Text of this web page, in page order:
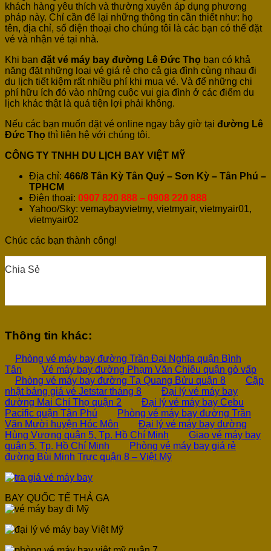
khách hàng yêu thích và thường xuyên áp dụng phương
pháp này. Chỉ cần để lại những thông tin cần thiết như: họ
tên, địa chỉ, số điện thoại cho chúng tôi là các bạn có thể đặt
vé và nhận vé tại nhà.
Khi bạn đặt vé máy bay đường Lê Đức Thọ bạn có khả
năng đặt những loại vé giá rẻ cho cả gia đình cùng nhau đi
du lịch tiết kiệm rất nhiều phí khi mua vé. Và để những chi
phí hữu ích đó vào những cuộc vui gia đình ở các điểm du
lịch khác thật là quá tiện lợi phải không.
Nếu các bạn muốn đặt vé online ngay bây giờ tại đường Lê
Đức Thọ thì liên hệ với chúng tôi.
CÔNG TY TNHH DU LỊCH BAY VIỆT MỸ
Địa chỉ: 466/8 Tân Kỳ Tân Quý – Sơn Kỳ – Tân Phú –
TPHCM
Điện thoại: 0907 820 888 – 0908 220 888
Yahoo/Sky: vemaybayvietmy, vietmyair, vietmyair01,
vietmyair02
Chúc các bạn thành công!
Chia Sẻ
Thông tin khác:
Phòng vé máy bay đường Trần Đại Nghĩa quận Bình
Tân
Vé máy bay đường Phạm Văn Chiêu quận gò vấp
Phòng vé máy bay đường Tạ Quang Bửu quận 8
Cập
nhật bảng giá vé Jetstar tháng 8
Đại lý vé máy bay
đường Mai Chí Thọ quận 2
Đại lý vé máy bay Cebu
Pacific quận Tân Phú
Phòng vé máy bay đường Trần
Văn Mười huyện Hóc Môn
Đại lý vé máy bay đường
Hùng Vương quận 5, Tp. Hồ Chí Minh
Giao vé máy bay
quận 5, Tp. Hồ Chí Minh
Phòng vé máy bay giá rẻ
đường Bùi Minh Trực quận 8 – Việt Mỹ
BAY QUỐC TẾ THẢ GA